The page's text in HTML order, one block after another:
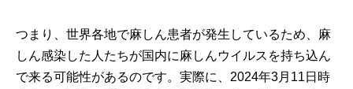
つまり、世界各地で麻しん患者が発生しているため、麻
しん感染した人たちが国内に麻しんウイルスを持ち込ん
で来る可能性があるのです。実際に、2024年3月11日時